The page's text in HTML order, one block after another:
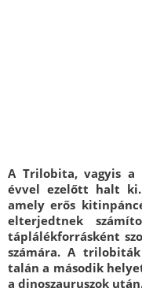
A Trilobita, vagyis a
évvel ezelőtt halt
amely erős
elterjedtnek
táplálékforrásként
számára. A
talán a második
a dinoszauruszok